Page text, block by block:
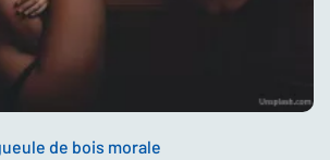
de bois morale